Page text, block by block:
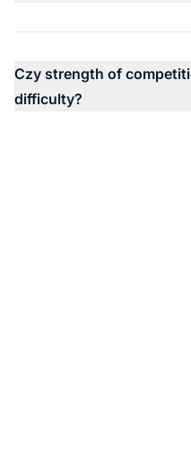
Czy strength of
difficulty?